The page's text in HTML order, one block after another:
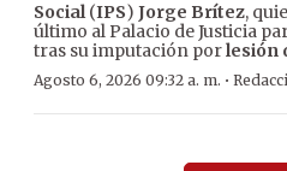
Social(IPS) Jorge Brítez,
último al Palacio de Justicia
tras su imputación porlesión
Agosto 6, 2026 09:32 a. m. ·